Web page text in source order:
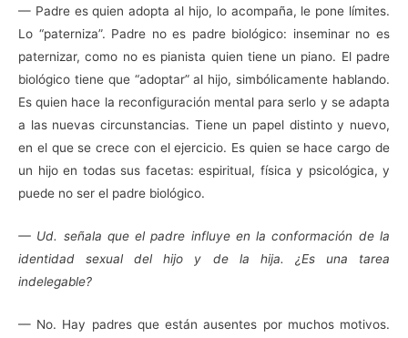
— Padre es quien adopta al hijo, lo acompaña, le pone límites.
Lo “paterniza”. Padre no es padre biológico: inseminar no es
paternizar, como no es pianista quien tiene un piano. El padre
biológico tiene que “adoptar” al hijo, simbólicamente hablando.
Es quien hace la reconfiguración mental para serlo y se adapta
a las nuevas circunstancias. Tiene un papel distinto y nuevo,
en el que se crece con el ejercicio. Es quien se hace cargo de
un hijo en todas sus facetas: espiritual, física y psicológica, y
puede no ser el padre biológico.
— Ud. señala que el padre influye en la conformación de la
identidad sexual del hijo y de la hija. ¿Es una tarea
indelegable?
— No. Hay padres que están ausentes por muchos motivos.